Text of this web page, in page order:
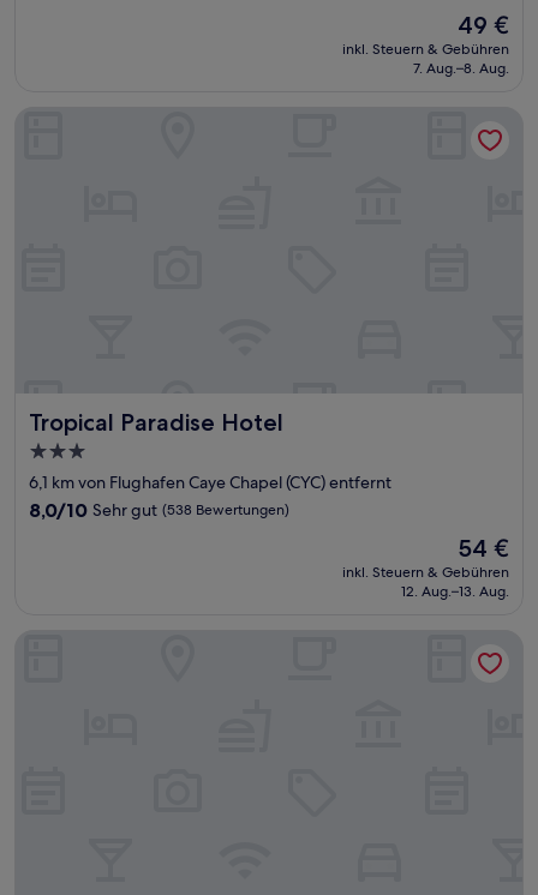
Der
Preis
beträgt
49 €
inkl. Steuern & Gebühren
7. Aug.–8. Aug.
Tropical Paradise Hotel
Tropical Paradise Hotel
3.0-
Sterne-
Unterkunft
6,1 km von Flughafen Caye Chapel (CYC) entfernt
8.0
Bewertungen)
8,0/10 Sehr gut (538 Bewertungen)
Der
Preis
beträgt
54 €
inkl. Steuern & Gebühren
12. Aug.–13. Aug.
Dream Cabanas